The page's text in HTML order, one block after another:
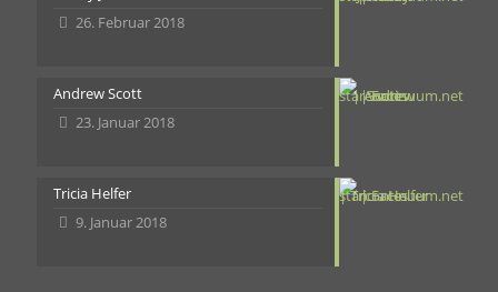
26. Februar 2018
Andrew Scott
23. Januar 2018
Tricia Helfer
9. Januar 2018